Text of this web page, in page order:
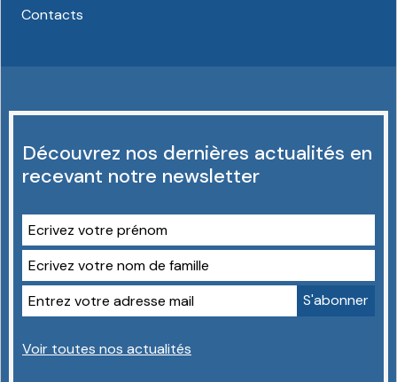
Contacts
Découvrez nos dernières actualités en
recevant notre newsletter
Voir toutes nos actualités